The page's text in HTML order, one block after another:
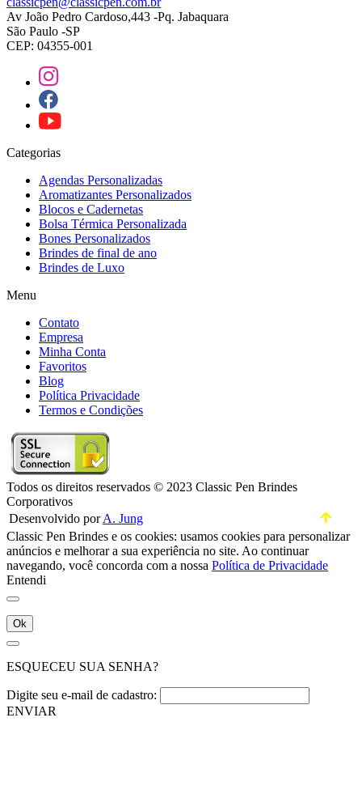
Av João Pedro Cardoso,443 -Pq. Jabaquara
São Paulo -SP
CEP: 04355-001
Categorias
Agendas Personalizadas
Aromatizantes Personalizados
Blocos e Cadernetas
Bolsa Térmica Personalizada
Bones Personalizados
Brindes de final de ano
Brindes de Luxo
Menu
Contato
Empresa
Minha Conta
Favoritos
Blog
Política Privacidade
Termos e Condições
Todos os direitos reservados © 2023 Classic Pen Brindes
Corporativos
Desenvolvido porA. Jung
Classic Pen Brindes e os cookies: usamos cookies para personalizar
anúncios e melhorar a sua experiência no site. Ao continuar
navegando, você concorda com a nossa Política de Privacidade
Entendi
Ok
ESQUECEU SUA SENHA?
Digite seu e-mail de cadastro:
ENVIAR